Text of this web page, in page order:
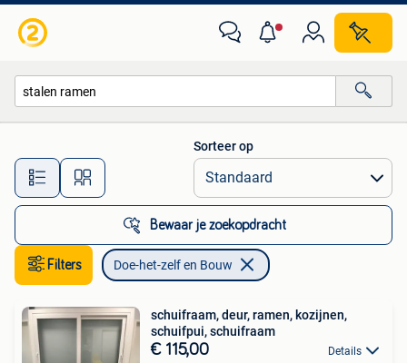
Alle afstanden…
Sorteer op
Bewaar je zoekopdracht
Filters Doe-het-zelf en Bouw
schuifraam, deur, ramen, kozijnen,
schuifpui, schuifraam
€ 115,00 Details